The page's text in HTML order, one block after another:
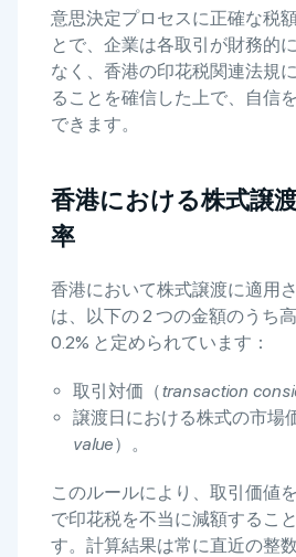
意思決定プロセスに正確な税
とで、企業は各取引が財務的
なく、香港の印花税関連法規
ることを確信した上で、自信
できます。
香港における株式譲
率
香港において株式譲渡に適用
は、以下の 2 つの金額のうち
0.2% と定められています：
取引対価（transaction
譲渡日における株式の市場
value）。
このルールにより、取引価値
で印花税を不当に減額するこ
す。計算結果は常に直近の整